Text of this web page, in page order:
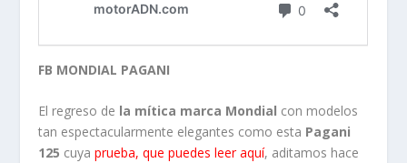
FB MONDIAL PAGANI
El regreso de la mítica marca Mondial con modelos
tan espectacularmente elegantes como esta Pagani
125 cuyaprueba, que puedes leer aquí, aditamos hace